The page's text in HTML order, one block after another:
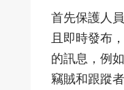
首先保護人
且即時發布
的訊息，例
竊賊和跟蹤